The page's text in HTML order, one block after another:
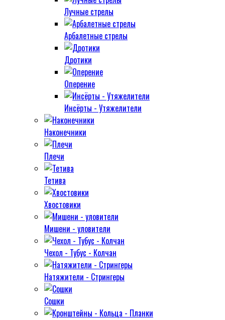
Лучные стрелы
Арбалетные стрелы
Дротики
Оперение
Инсёрты - Утяжелители
Наконечники
Плечи
Тетива
Хвостовики
Мишени - уловители
Чехол - Тубус - Колчан
Натяжители - Стрингеры
Сошки